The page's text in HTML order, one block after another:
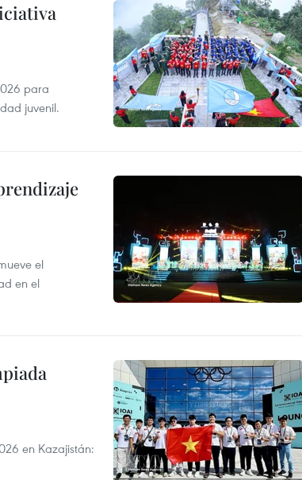
para
juvenil.
el
en el
en Kazajistán: